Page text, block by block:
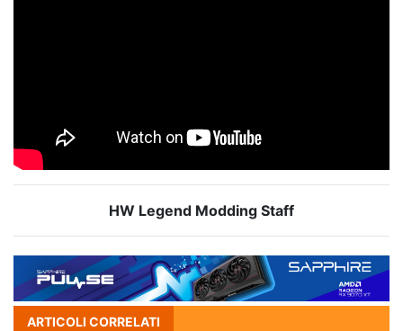
HW Legend Modding Staff
ARTICOLI CORRELATI